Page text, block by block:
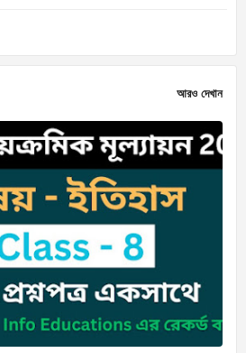
আরও দেখান